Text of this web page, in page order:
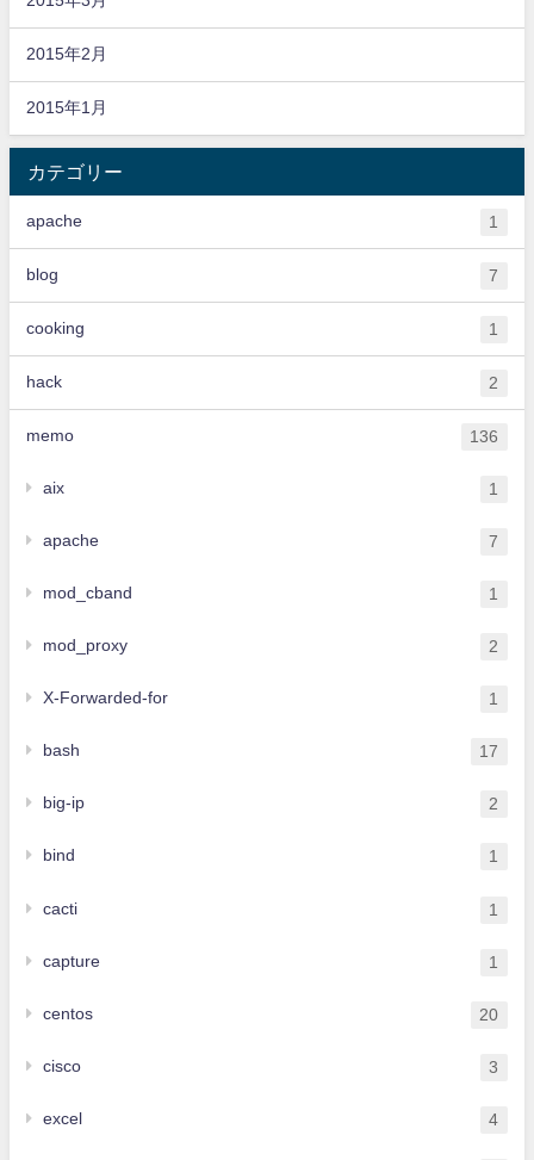
2015年2月
2015年1月
カテゴリー
apache 1
blog 7
cooking 1
hack 2
memo 136
aix 1
apache 7
mod_cband 1
mod_proxy 2
X-Forwarded-for 1
bash 17
big-ip 2
bind 1
cacti 1
capture 1
centos 20
cisco 3
excel 4